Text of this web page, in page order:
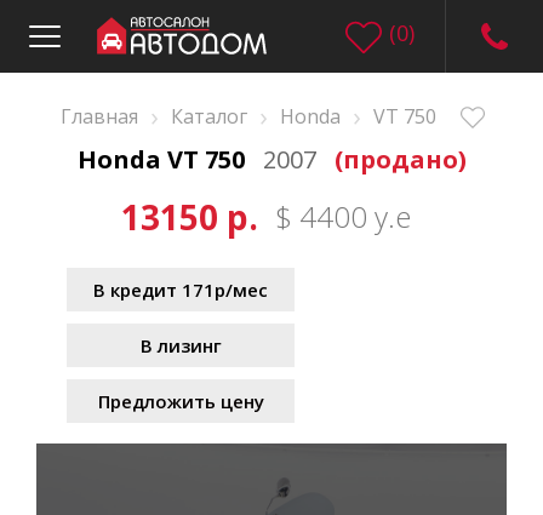
(0)
Главная › Каталог › Honda › VT 750
Honda VT 750 2007 (продано)
13150 р. $ 4400 у.е
В кредит 171р/мес
В лизинг
Предложить цену